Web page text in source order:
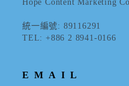
Hope Content Marketing
統一編號: 89116291
TEL: +886 2 8941-0166
EMAIL